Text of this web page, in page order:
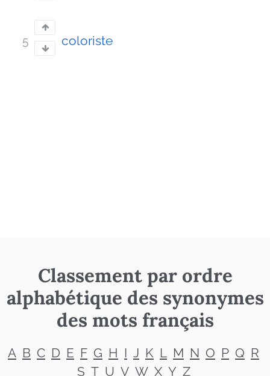
5 coloriste
Classement par ordre
alphabétique des synonymes
des mots français
A B C D E F G H I J K L M N O P Q R
S T U V W X Y Z